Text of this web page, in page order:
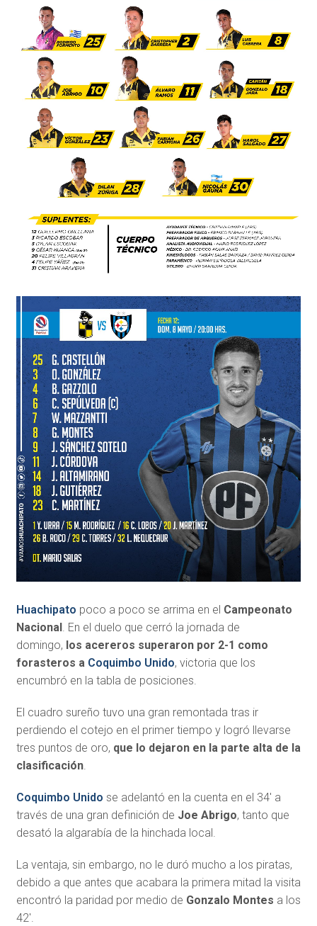
Huachipato poco a poco se arrima en el Campeonato
Nacional. En el duelo que cerró la jornada de
domingo, los acereros superaron por 2-1 como
forasteros a Coquimbo Unido, victoria que los
encumbró en la tabla de posiciones.
El cuadro sureño tuvo una gran remontada tras ir
perdiendo el cotejo en el primer tiempo y logró llevarse
tres puntos de oro, que lo dejaron en la parte alta de la
clasificación.
Coquimbo Unido se adelantó en la cuenta en el 34′ a
través de una gran definición de Joe Abrigo, tanto que
desató la algarabía de la hinchada local.
La ventaja, sin embargo, no le duró mucho a los piratas,
debido a que antes que acabara la primera mitad la visita
encontró la paridad por medio de Gonzalo Montes a los
42′.